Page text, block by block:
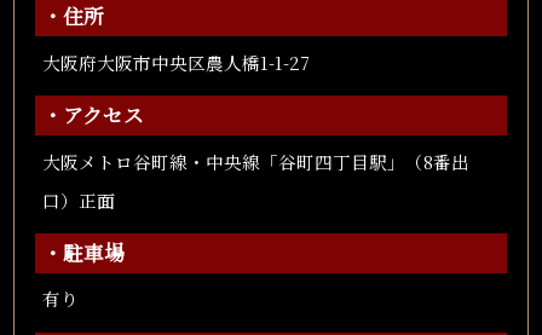
・住所
大阪府大阪市中央区農人橋1-1-27
・アクセス
大阪メトロ谷町線・中央線「谷町四丁目駅」（8番出
口）正面
・駐車場
有り